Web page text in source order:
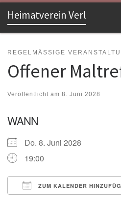
Zum Inhalt springen
Heimatverein Verl
REGELMÄSSIGE
Offener
Veröffentlicht am 8. Juni 2028
WANN
Do. 8. Juni 2028
19:00
ZUM KALENDER